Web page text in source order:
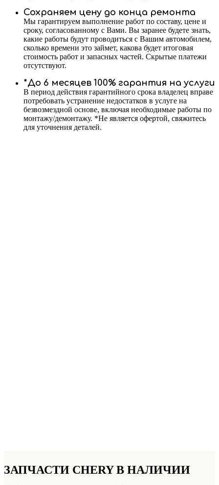
Сохраняем цену до конца ремонта
Мы гарантируем выполнение работ по составу, цене и
сроку, согласованному с Вами. Вы заранее будете знать,
какие работы будут проводиться с Вашим автомобилем,
сколько времени это займет, какова будет итоговая
стоимость работ и запасных частей. Скрытые платежи
отсутствуют.
*До 6 месяцев 100% гарантия на услуги
В период действия гарантийного срока владелец вправе
потребовать устранение недостатков в услуге на
безвозмездной основе, включая необходимые работы по
монтажу/демонтажу. *Не является офертой, свяжитесь
для уточнения деталей.
ЗАПЧАСТИ CHERYВ НАЛИЧИИ